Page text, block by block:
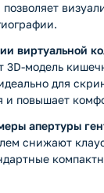
позволяет
виртуальной
3D-модель
для
и повышает
апертуры
снижают